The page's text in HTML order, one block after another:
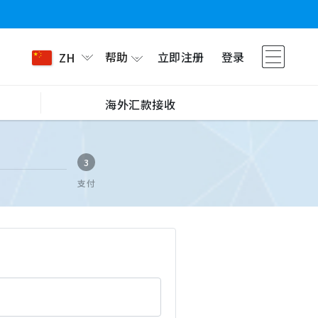
ZH 帮助 立即注册 登录
海外汇款接收
3
支付